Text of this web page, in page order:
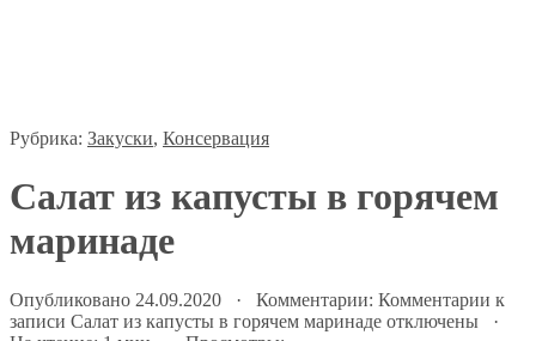
Рубрика: Закуски, Консервация
Салат из капусты в горячем
маринаде
Опубликовано 24.09.2020 · Комментарии: Комментарии к
записи Салат из капусты в горячем маринаде отключены ·